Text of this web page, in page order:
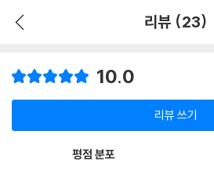
리뷰 (23)
10.0
리뷰 쓰기
평점 분포